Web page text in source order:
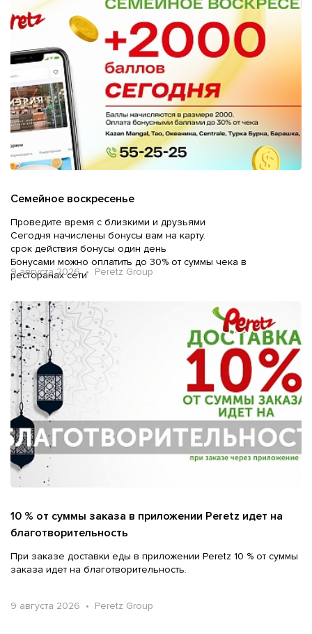
Семейное воскресенье
Проведите время с близкими и друзьями
Сегодня начислены бонусы вам на карту.
срок действия бонусы один день
Бонусами можно оплатить до 30% от суммы чека в
ресторанах сети
9 августа 2026 • Peretz Group
10 % от суммы заказа в приложении Peretz идет на
благотворительность
При заказе доставки еды в приложении Peretz 10 % от суммы
заказа идет на благотворительность.
9 августа 2026 • Peretz Group